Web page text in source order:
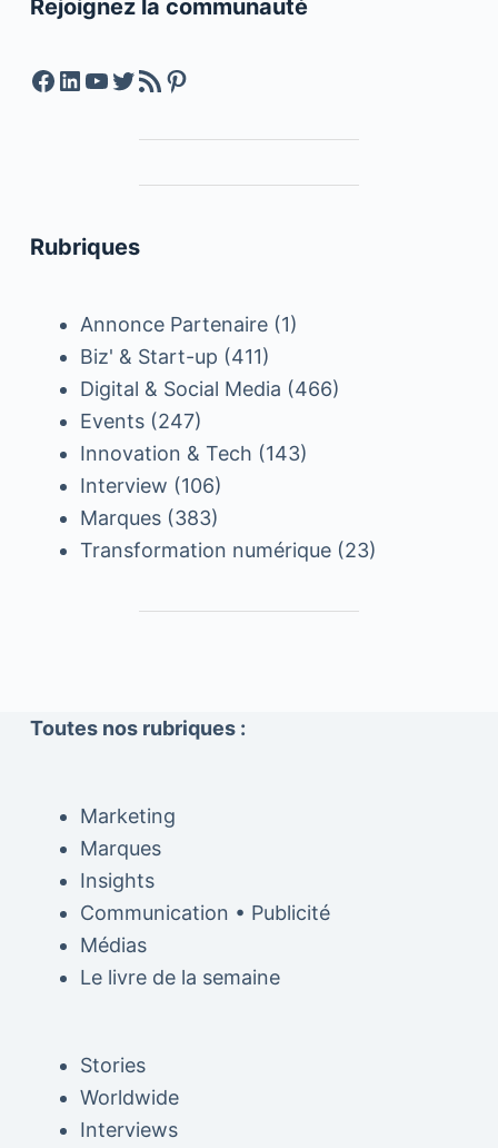
Rejoignez la communauté
Facebook
LinkedIn
YouTube
Twitter
Feed RSSPinterest
Rubriques
Annonce Partenaire(1)
Biz' & Start-up (411)
Digital & Social Media (466)
Events(247)
Innovation & Tech (143)
Interview (106)
Marques(383)
Transformation numérique(23)
Toutes nos rubriques :
Marketing
Marques
Insights
Communication • Publicité
Médias
Le livre de la semaine
Stories
Worldwide
Interviews